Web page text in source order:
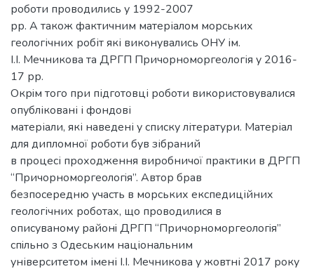
роботи проводились у 1992-2007
рр. А також фактичним матеріалом морських
геологічних робіт які виконувались ОНУ ім.
І.І. Мечникова та ДРГП Причорноморгеологія у 2016-
17 рр.
Окрiм того при підготовці роботи використовувалися
опубліковані і фондові
матеріали, які наведені у списку літератури. Матеріал
для дипломної роботи був зібраний
в процесі проходження виробничої практики в ДРГП
“Причорноморгеологiя”. Автор брав
безпосередню участь в морських експедиційних
геологічних роботах, що проводилися в
описуваному районi ДРГП “Причорноморгеологiя”
спiльно з Одеським національним
університетом імені І.І. Мечникова у жовтні 2017 року